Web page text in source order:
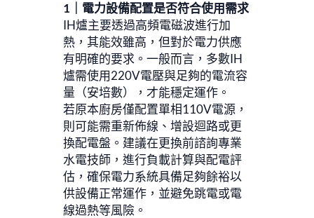
1｜電力設備配置是否符合使用需求
IH爐主要透過高頻電磁波進行加
熱，其能效雖高，但對於電力供應
有明確的要求。一般而言，多數IH
爐需使用220V電壓與足夠的電流容
量（安培數），才能穩定運作。
若原本廚房僅配置單相110V電源，
則可能需重新佈線、增設迴路或更
換配電盤。建議在更換前諮詢專業
水電技師，進行負載計算與配電評
估，確保電力系統具備足夠餘裕以
供設備正常運作，並避免跳電或電
線過熱等風險。